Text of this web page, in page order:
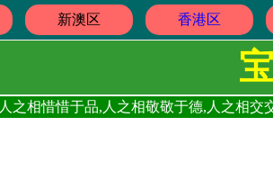
新澳区 香港区
人之相惜惜于品,人之相敬敬于德,人之相